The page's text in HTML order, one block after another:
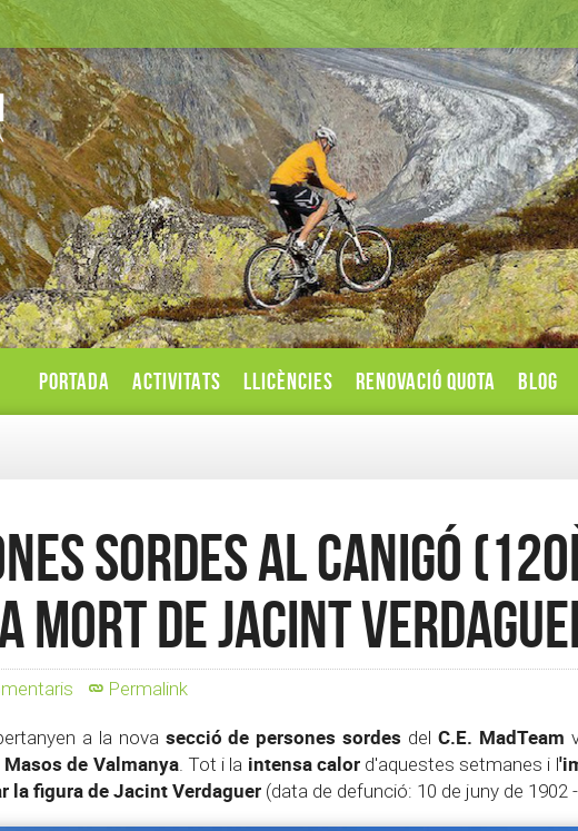
PORTADA ACTIVITATS LLICÈNCIES RENOVACIÓ QUOTA BLOG
Sordes al Canigó
mort de Jacint
Permalink
a la nova secció de persones sordes delC.E. MadTeam
de Valmanya. Tot i la intensa calord'aquestes setmanes i l
la figura de Jacint Verdaguer (data de defunció: 10 de juny de 1902